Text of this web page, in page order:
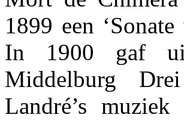
1899 een
In 1900 gaf
Middelburg
Landré’s